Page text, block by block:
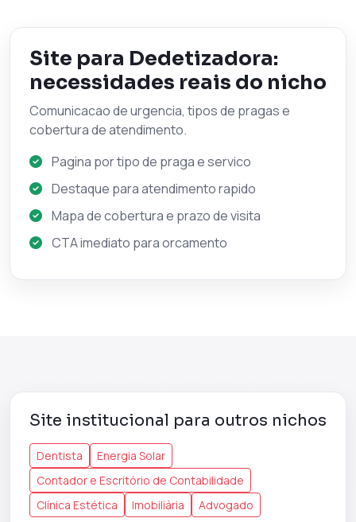
Site para Dedetizadora:
necessidades reais do nicho
Comunicacao de urgencia, tipos de pragas e
cobertura de atendimento.
Pagina por tipo de praga e servico
Destaque para atendimento rapido
Mapa de cobertura e prazo de visita
CTA imediato para orcamento
Site institucional para outros nichos
Dentista
Energia Solar
Contador e Escritório de Contabilidade
Clínica Estética
Imobiliária Advogado